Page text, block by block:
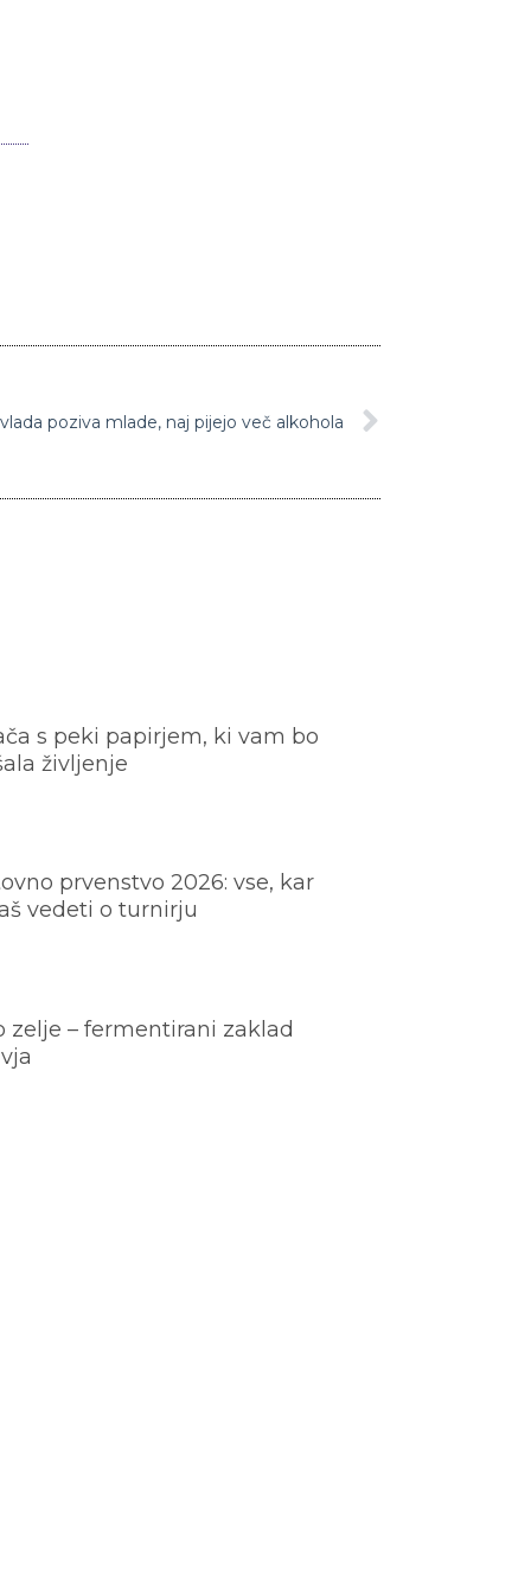
poziva mlade, naj pijejo več alkohola
s peki papirjem, ki vam bo
življenje
prvenstvo 2026: vse, kar
vedeti o turnirju
zelje – fermentirani zaklad